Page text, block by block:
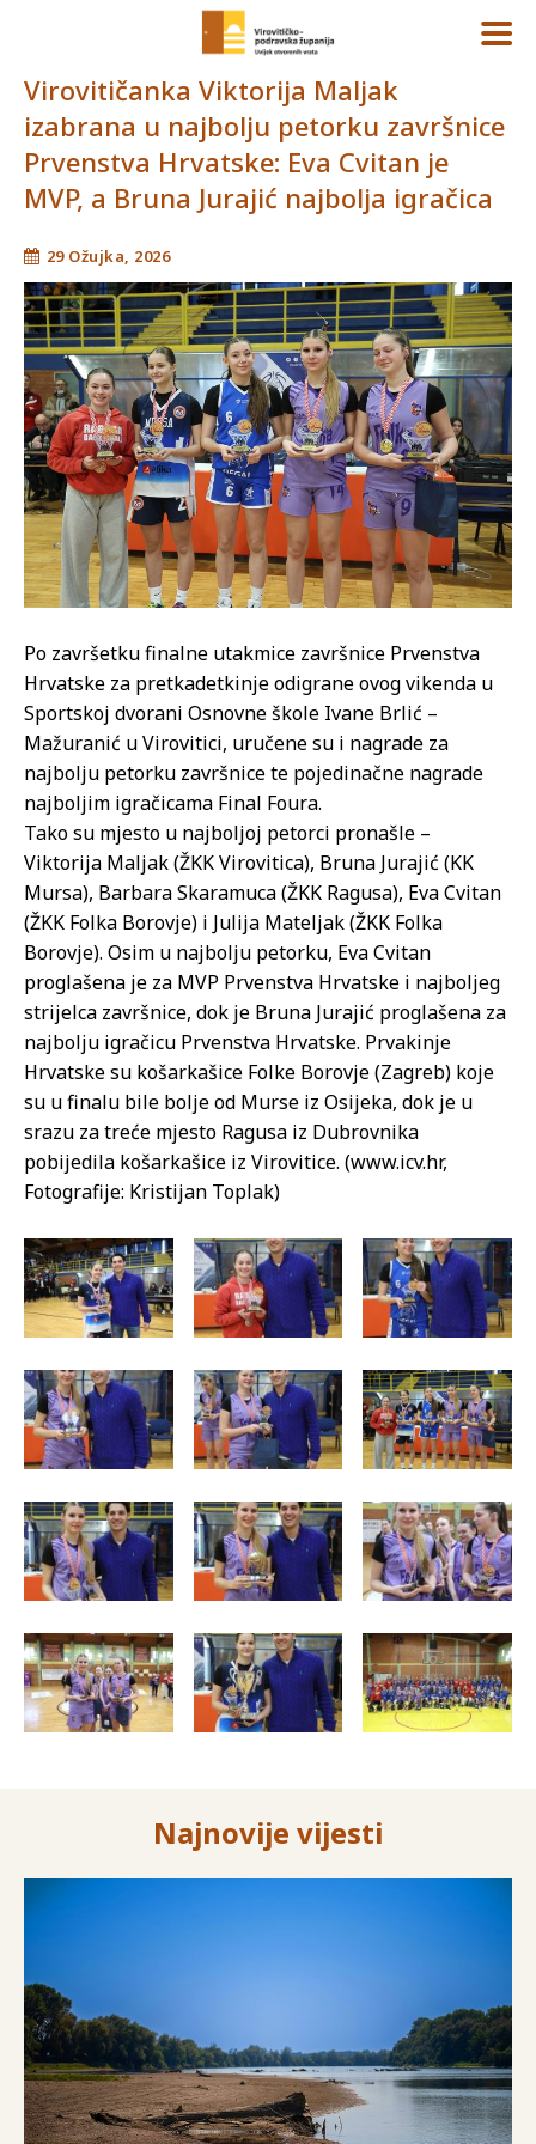
Virovitičanka Viktorija Maljak
izabrana u najbolju petorku završnice
Prvenstva Hrvatske: Eva Cvitan je
MVP, a Bruna Jurajić najbolja igračica
29 Ožujka, 2026
Po završetku finalne utakmice završnice Prvenstva
Hrvatske za pretkadetkinje odigrane ovog vikenda u
Sportskoj dvorani Osnovne škole Ivane Brlić –
Mažuranić u Virovitici, uručene su i nagrade za
najbolju petorku završnice te pojedinačne nagrade
najboljim igračicama Final Foura.
Tako su mjesto u najboljoj petorci pronašle –
Viktorija Maljak (ŽKK Virovitica), Bruna Jurajić (KK
Mursa), Barbara Skaramuca (ŽKK Ragusa), Eva Cvitan
(ŽKK Folka Borovje) i Julija Mateljak (ŽKK Folka
Borovje). Osim u najbolju petorku, Eva Cvitan
proglašena je za MVP Prvenstva Hrvatske i najboljeg
strijelca završnice, dok je Bruna Jurajić proglašena za
najbolju igračicu Prvenstva Hrvatske. Prvakinje
Hrvatske su košarkašice Folke Borovje (Zagreb) koje
su u finalu bile bolje od Murse iz Osijeka, dok je u
srazu za treće mjesto Ragusa iz Dubrovnika
pobijedila košarkašice iz Virovitice. (www.icv.hr,
Fotografije: Kristijan Toplak)
Najnovije vijesti